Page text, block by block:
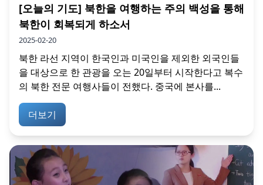
[오늘의 기도] 북한을 여행하는 주의 백성을 통해
북한이 회복되게 하소서
2025-02-20
북한 라선 지역이 한국인과 미국인을 제외한 외국인들
을 대상으로 한 관광을 오는 20일부터 시작한다고 복수
의 북한 전문 여행사들이 전했다. 중국에 본사를...
더보기